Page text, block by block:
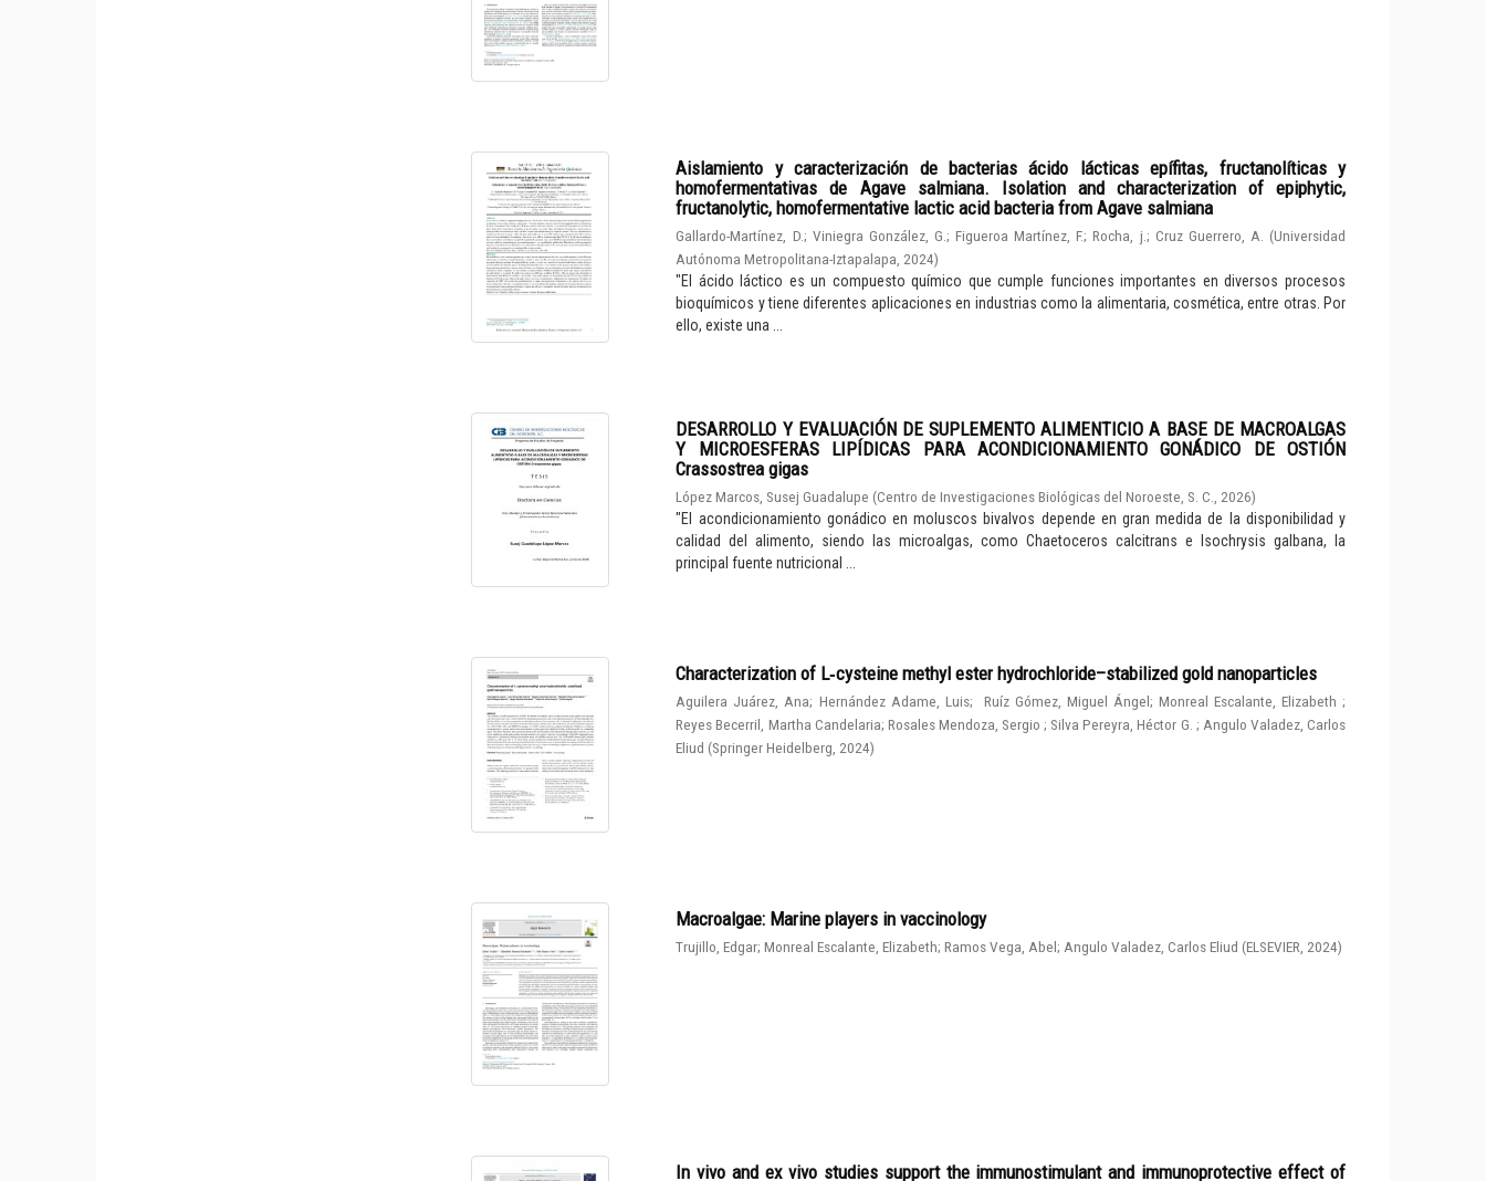
Aislamiento y caracterización de bacterias ácido lácticas epífitas, fructanolíticas y
homofermentativas de Agave salmiana. Isolation and characterization of epiphytic,
fructanolytic, homofermentative lactic acid bacteria from Agave salmiana
Gallardo-Martínez, D.; Viniegra González, G. ; Figueroa Martínez, F.;Rocha, j. ; Cruz Guerrero, A. (Universidad
Autónoma Metropolitana-Iztapalapa 2024)
"El ácido láctico es un compuesto químico que cumple funciones importantes en diversos procesos
bioquímicos y tiene diferentes aplicaciones en industrias como la alimentaria, cosmética, entre otras. Por
ello, existe una ...
DESARROLLO Y EVALUACIÓN DE SUPLEMENTO ALIMENTICIO A BASE DE MACROALGAS
Y MICROESFERAS LIPÍDICAS PARA ACONDICIONAMIENTO GONÁDICO DE OSTIÓN
Crassostrea gigas
López Marcos, Susej Guadalupe (Centro de Investigaciones Biológicas del Noroeste, S. C., 2026)
"El acondicionamiento gonádico en moluscos bivalvos depende en gran medida de la disponibilidad y
calidad del alimento, siendo las microalgas, como Chaetoceros calcitrans e Isochrysis galbana, la
principal fuente nutricional ...
Characterization of L‑cysteine methyl ester hydrochloride–stabilized gold nanoparticles
Aguilera Juárez, Ana; Hernández Adame, Luis; Ruíz Gómez, Miguel Ángel; Monreal Escalante, Elizabeth;
Reyes Becerril, Martha Candelaria; Rosales Mendoza, Sergio; Silva Pereyra, Héctor G. ; Angulo Valadez, Carlos
Eliud (Springer Heidelberg, 2024)
Macroalgae: Marine players in vaccinology
Trujillo, Edgar;Monreal Escalante, Elizabeth;Ramos Vega, Abel; Angulo Valadez, Carlos Eliud (ELSEVIER 2024)
In vivo and ex vivo studies support the immunostimulant and immunoprotective effect of